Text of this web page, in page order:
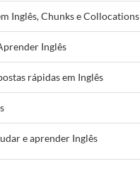
Inglês, Chunks e Collocations
Inglês
rápidas em Inglês
e aprender Inglês